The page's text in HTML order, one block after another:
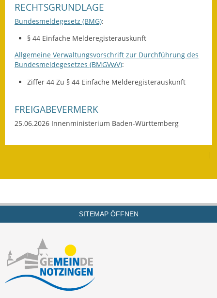
Gerätehütten
Gutachterausschuss
Gemeindehalle und
Bürgerhaus
RECHTSGRUNDLAGE
Bundesmeldegesetz (BMG):
§ 44 Einfache Melderegisterauskunft
Allgemeine Verwaltungsvorschrift zur Durchführung des
Bundesmeldegesetzes (BMGVwV):
Ziffer 44 Zu § 44 Einfache Melderegisterauskunft
FREIGABEVERMERK
25.06.2026 Innenministerium Baden-Württemberg
|
SITEMAP ÖFFNEN